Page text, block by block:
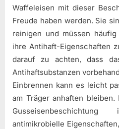
Waffeleisen mit dieser
Freude haben werden. Sie
reinigen und müssen
ihre Antihaft-Eigenschaften
darauf zu achten, dass
Antihaftsubstanzen
Einbrennen kann es leicht
am Träger anhaften
antimikrobielle